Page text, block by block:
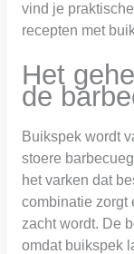
vind je
recepten met
Het
de
Buikspek wordt
stoere
het varken dat
combinatie zorgt
zacht wordt. De
omdat buikspek